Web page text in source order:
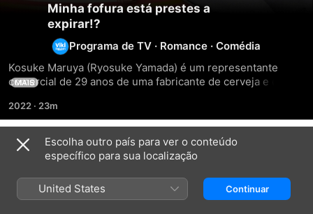
Minha fofura está prestes a
expirar!?
Programa de TV · Romance ·Comédia
Kosuke Maruya (Ryosuke Yamada) é um representante
comercial de 29 anos de uma fabricante de cerveja e que
percebe que seu charme está com os dias contados.
Quando a pesquisadora antissocial Izumi Sanada (Kyoko
Yoshine), de 26 anos, chega à equipe, as personalidades
opostas deles criam uma dinâmica inesperada. Apesar do
comportamento frio e do complexo de inferioridade
escondido de Izumi, ela se torna um desafio fascinante para
Maruya, que sofre com a chegada do fim da juventude. À
MAIS
2022 · 23m
Temporada 1
Escolha outro país para ver o conteúdo
específico para sua localização
United States Continuar